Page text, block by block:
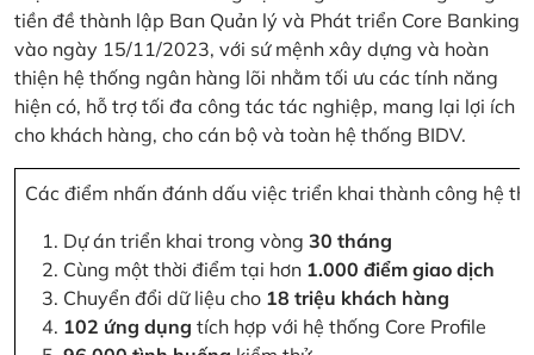
tiền đề thành lập Ban Quản lý và Phát triển Core Banking
vào ngày 15/11/2023, với sứ mệnh xây dựng và hoàn
thiện hệ thống ngân hàng lõi nhằm tối ưu các tính năng
hiện có, hỗ trợ tối đa công tác tác nghiệp, mang lại lợi ích
cho khách hàng, cho cán bộ và toàn hệ thống BIDV.
Các điểm nhấn đánh dấu việc triển khai thành công hệ
Dự án triển khai trong vòng 30 tháng
Cùng một thời điểm tại hơn 1.000 điểm giao dịch
Chuyển đổi dữ liệu cho 18 triệu khách hàng
102 ứng dụng tích hợp với hệ thống Core Profile